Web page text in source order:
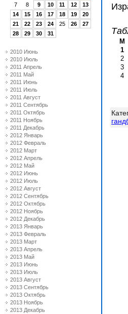
7
8 9 10 11 12
13
14
15 16 17 18 19
20
21
22 23 24 25 26
27
28
29 30 31
2010 Июнь
2010 Июль
2011 Апрель
2011 Май
2011 Июнь
2011 Июль
2011 Август
2011 Сентябрь
2011 Октябрь
2011 Ноябрь
2011 Декабрь
2012 Январь
2012 Февраль
2012 Март
2012 Апрель
2012 Май
2012 Июнь
2012 Июль
2012 Август
2012 Сентябрь
2012 Октябрь
2012 Ноябрь
2012 Декабрь
2013 Январь
2013 Февраль
2013 Март
2013 Апрель
2013 Май
2013 Июнь
2013 Июль
2013 Август
2013 Сентябрь
2013 Октябрь
2013 Ноябрь
2013 Декабрь
М
1
2
3
4